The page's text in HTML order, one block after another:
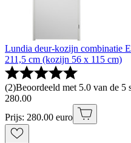
Lundia deur-kozijn combinatie
211,5 cm (kozijn 56 x 115 cm)
(2)Beoordeeld met 5.0 van de 5
280.00
Prijs: 280.00 euro